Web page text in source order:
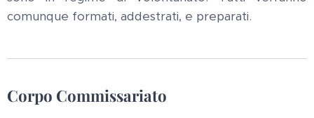
comunque formati, addestrati, e preparati.
Corpo Commissariato